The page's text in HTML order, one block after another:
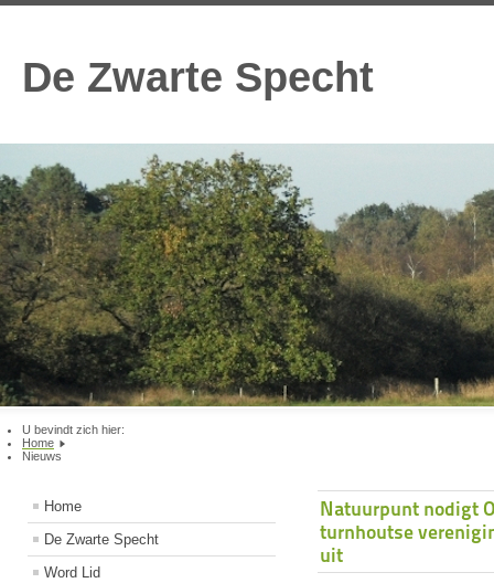
De Zwarte Specht
U bevindt zich hier:
Home
Nieuws
Home
De Zwarte Specht
Word Lid
Natuurpunt nodigt
turnhoutse
uit